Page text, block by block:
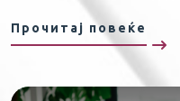
Прочитај повеќе